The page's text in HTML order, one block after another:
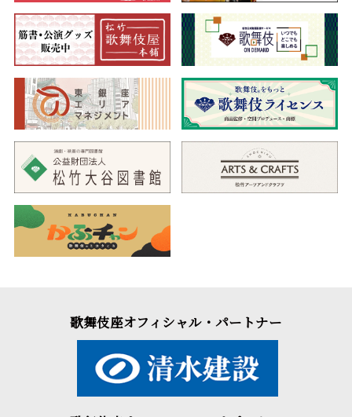
歌舞伎座オフィシャル・パートナー